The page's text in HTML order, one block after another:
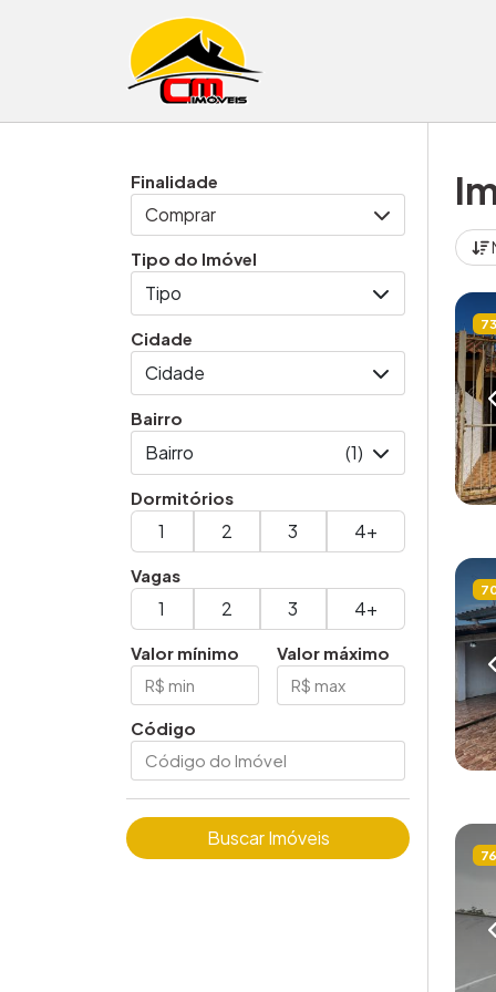
Finalidade
Comprar
Tipo do Imóvel
Tipo
Cidade
Cidade
Bairro
Bairro (1)
Dormitórios
1 2 3 4+
Vagas
1 2 3 4+
Valor mínimo Valor máximo
Código
Buscar Imóveis